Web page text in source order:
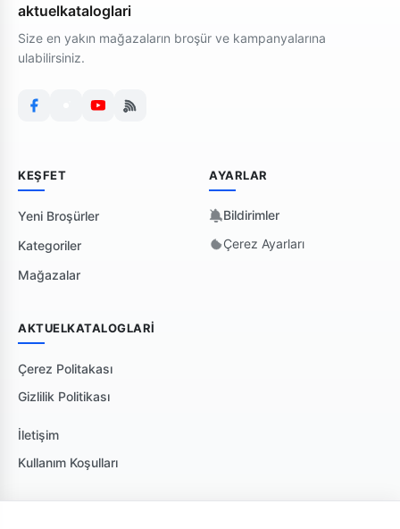
aktuelkataloglari
Size en yakın mağazaların broşür ve kampanyalarına
ulabilirsiniz.
KEŞFET
Yeni Broşürler
Kategoriler
Mağazalar
AYARLAR
Bildirimler
Çerez Ayarları
AKTUELKATALOGLARI
Çerez Politakası
Gizlilik Politikası
İletişim
Kullanım Koşulları